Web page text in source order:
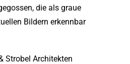
die als graue
Bildern erkennbar
Strobel Architekten